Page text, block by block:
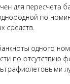
для пересчета
по
средств.
одного
по отсутствию